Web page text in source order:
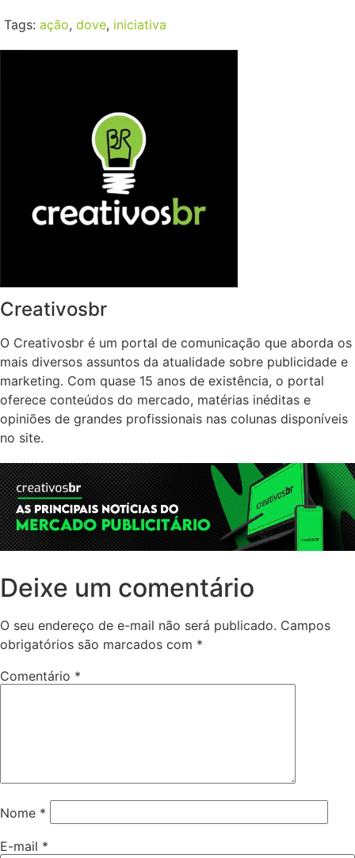
Tags: ação, dove, iniciativa
Creativosbr
O Creativosbr é um portal de comunicação que aborda os
mais diversos assuntos da atualidade sobre publicidade e
marketing. Com quase 15 anos de existência, o portal
oferece conteúdos do mercado, matérias inéditas e
opiniões de grandes profissionais nas colunas disponíveis
no site.
Deixe um comentário
O seu endereço de e-mail não será publicado. Campos
obrigatórios são marcados com *
Comentário *
Nome *
E-mail *